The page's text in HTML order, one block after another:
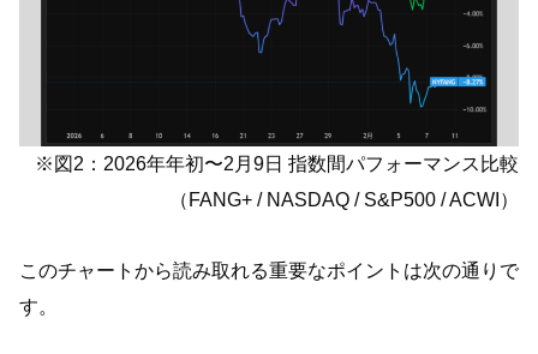
※図2：2026年年初〜2月9日 指数間パフォーマンス比較
（FANG+ / NASDAQ / S&P500 / ACWI）
このチャートから読み取れる重要なポイントは次の通りで
す。